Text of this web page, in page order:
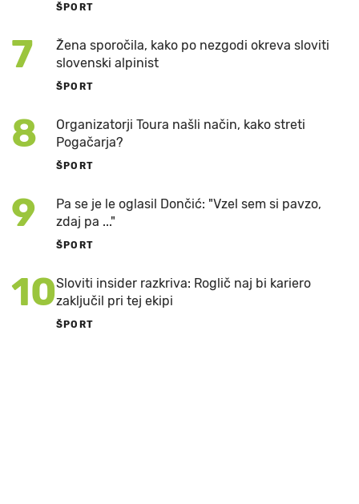
ŠPORT
7
Žena sporočila, kako po nezgodi okreva sloviti
slovenski alpinist
ŠPORT
8
Organizatorji Toura našli način, kako streti
Pogačarja?
ŠPORT
9
Pa se je le oglasil Dončić: "Vzel sem si pavzo,
zdaj pa ..."
ŠPORT
10Sloviti insider razkriva: Roglič naj bi kariero
zaključil pri tej ekipi
ŠPORT